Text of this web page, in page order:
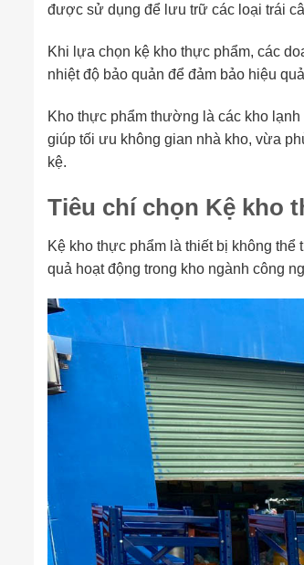
được sử dụng để lưu trữ các loại trái
Khi lựa chọn kệ kho thực phẩm, các
nhiệt độ bảo quản để đảm bảo hiệu
Kho thực phẩm thường là các kho
giúp tối ưu không gian nhà kho, vừa
kệ.
Tiêu chí chọn Kệ kho
Kệ kho thực phẩm là thiết bị không
quả hoạt động trong kho ngành công